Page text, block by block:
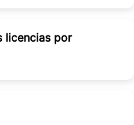
licencias por